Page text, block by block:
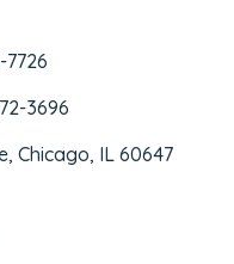
7726
3696
Chicago, IL 60647